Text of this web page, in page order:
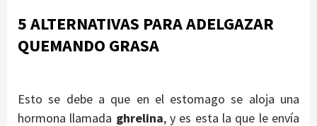
5 ALTERNATIVAS PARA ADELGAZAR
QUEMANDO GRASA
Esto se debe a que en el estomago se aloja una
hormona llamada ghrelina, y es esta la que le envía